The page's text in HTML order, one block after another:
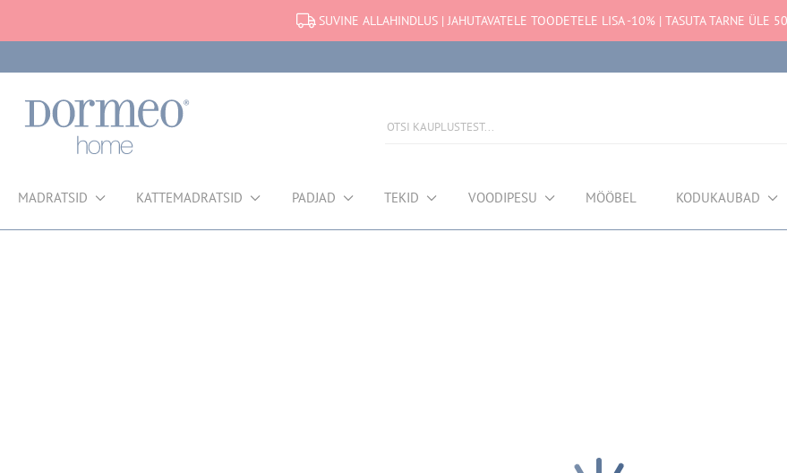
SUVINE ALLAHINDLUS | JAHUTAVATELE TOODETELE LISA -10% | TASUTA TARNE ÜLE
MADRATSID KATTEMADRATSID PADJAD TEKID VOODIPESU MÖÖBEL KODUKAUBAD